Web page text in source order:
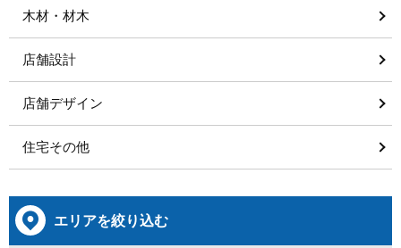
木材・材木
店舗設計
店舗デザイン
住宅その他
エリアを絞り込む